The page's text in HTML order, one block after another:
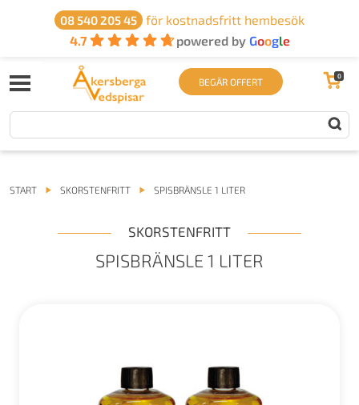
08 540 205 45
för kostnadsfritt hembesök
4.7
powered by Google
BEGÄR OFFERT 0
START SKORSTENFRITT SPISBRÄNSLE 1 LITER
SKORSTENFRITT
SPISBRÄNSLE 1 LITER